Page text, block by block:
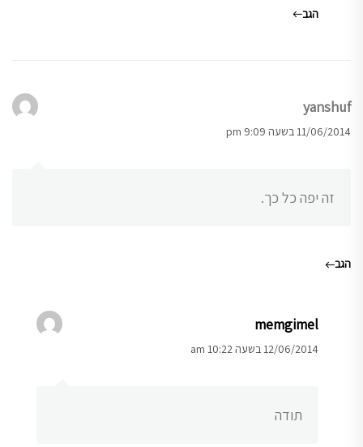
הגב
yanshuf
11/06/2014 בשעה 9:09 pm
זה יפה כל כך.
הגב
memgimel
12/06/2014 בשעה 10:22 am
תודה